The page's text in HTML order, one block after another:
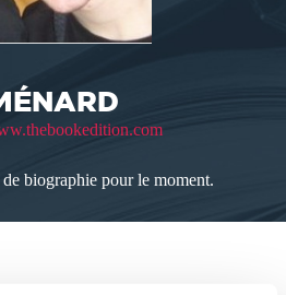
biographie pour le moment.